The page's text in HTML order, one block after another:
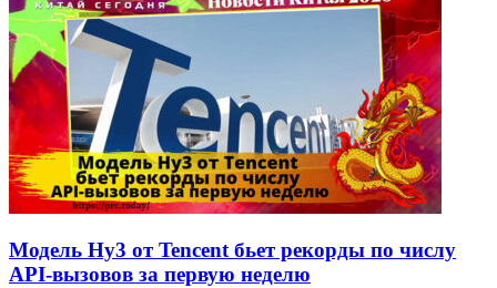
Модель Hy3 от Tencent бьет рекорды по числу
API-вызовов за первую неделю